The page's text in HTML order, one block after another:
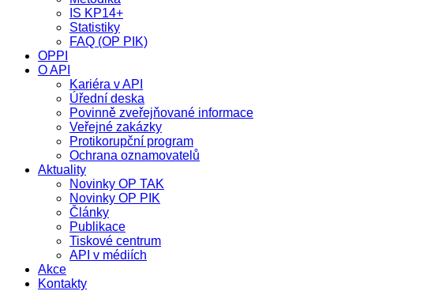
IS KP14+
Statistiky
FAQ (OP PIK)
OPPI
O API
Kariéra v API
Úřední deska
Povinně zveřejňované informace
Veřejné zakázky
Protikorupční program
Ochrana oznamovatelů
Aktuality
Novinky OP TAK
Novinky OP PIK
Články
Publikace
Tiskové centrum
API v médiích
Akce
Kontakty